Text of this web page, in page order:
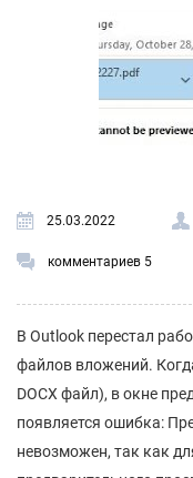
25.03.2022
комментариев 5
В Outlook перестал
файлов вложений.
DOCX файл), в окне
появляется ошибка:
невозможен, так как